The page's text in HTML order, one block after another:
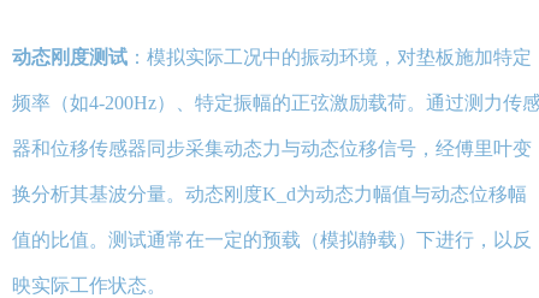
动态刚度测试 ：模拟实际工况中的振动环境，对垫板施加特定
频率（如4-200Hz）、特定振幅的正弦激励载荷。通过测力传
器和位移传感器同步采集动态力与动态位移信号，经傅里叶变
换分析其基波分量。动态刚度K_d为动态力幅值与动态位移幅
值的比值。测试通常在一定的预载（模拟静载）下进行，以反
映实际工作状态。